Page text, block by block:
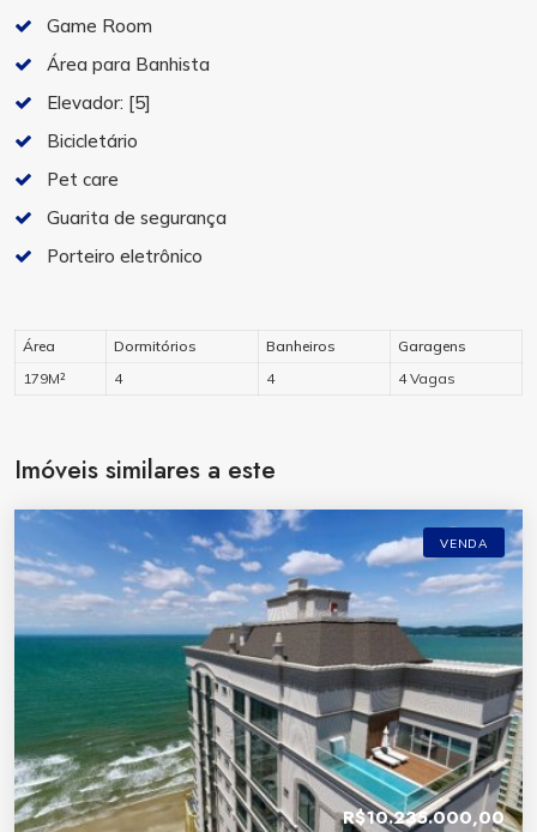
Game Room
Área para Banhista
Elevador: [5]
Bicicletário
Pet care
Guarita de segurança
Porteiro eletrônico
Área Dormitórios Banheiros
Garagens
179M²
4 4 4 Vagas
Imóveis similares a este
VENDA
R$10.235.000,00